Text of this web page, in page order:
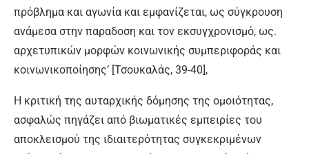
πρόβλημα και αγωνία και εμφανίζεται, ως σύγκρουση
ανάμεσα στην παραδοση και τον εκσυγχρονισμό, ως.
αρχετυπικών μορφών κοινωνικής συμπεριφοράς και
κοινωνικοποίησης’ [Τσουκαλάς, 39-40],
Η κριτική της αυταρχικής δόμησης της ομοιότητας,
ασφαλώς πηγάζει από βιωματικές εμπειρίες του
αποκλεισμού της ιδιαιτερότητας συγκεκριμένων